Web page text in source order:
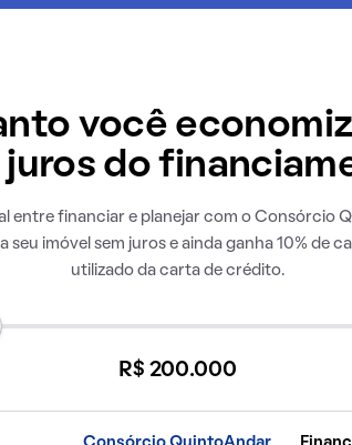
você
juros do
entre financiar e planejar com o Consórcio
seu imóvel sem juros e ainda ganha 10% de
utilizado da carta de crédito.
R$ 200.000